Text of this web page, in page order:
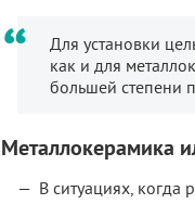
Для установки
как и для
большей степени
Металлокерамика
В ситуациях, когда